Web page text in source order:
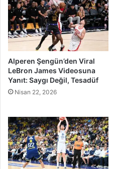
Alperen Şengün’den Viral
LeBron James Videosuna
Yanıt: Saygı Değil, Tesadüf
Nisan 22, 2026